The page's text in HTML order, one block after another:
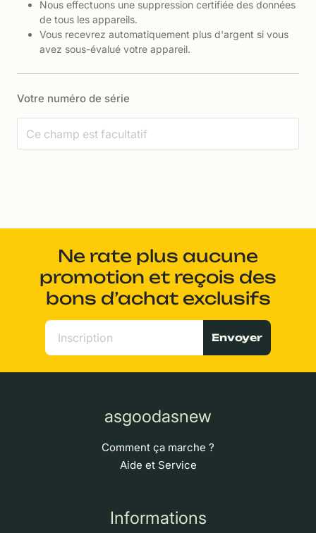
Nous effectuons une suppression certifiée des données
de tous les appareils.
Vous recevrez automatiquement plus d'argent si vous
avez sous-évalué votre appareil.
Votre numéro de série
Ne rate plus aucune
promotion et reçois des
bons d’achat exclusifs
Envoyer
asgoodasnew
Comment ça marche ?
Aide et Service
Informations